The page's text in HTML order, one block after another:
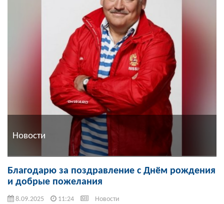
Новости
Благодарю за поздравление с Днём рождения
и добрые пожелания
8.09.2025 11:24 Новости